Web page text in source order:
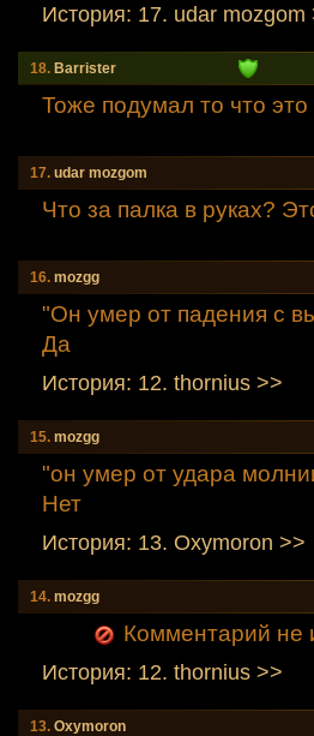
История: 17. udar mozgom
18. Barrister
Тоже подумал то что
17. udar mozgom
Что за палка в руках?
16. mozgg
"Он умер от падения с
Да
История: 12. thornius >>
15. mozgg
"он умер от удара
Нет
История: 13. Oxymoron >>
14. mozgg
Комментарий не
История: 12. thornius >>
13. Oxymoron